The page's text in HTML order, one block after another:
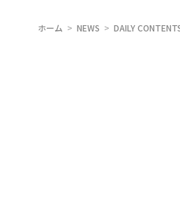
ホーム NEWS DAILY